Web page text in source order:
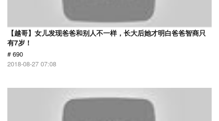
【越哥】女儿发现爸爸和别人不一样，长大后她才明白爸爸智商只
有7岁！
# 690
2018-08-27 07:08